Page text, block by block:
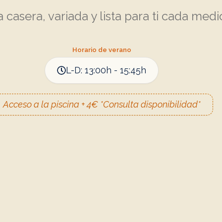
casera, variada y lista para ti cada
Horario de verano
L-D: 13:00h - 15:45h
Acceso a la piscina + 4€ *Consulta disponibilidad*